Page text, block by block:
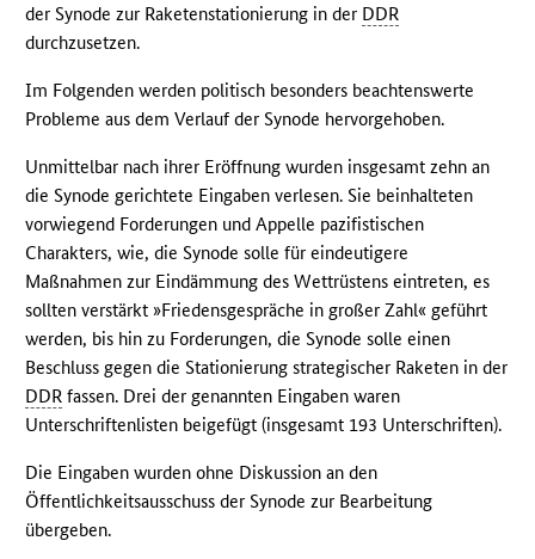
der Synode zur Raketenstationierung in der DDR
durchzusetzen.
Im Folgenden werden politisch besonders beachtenswerte
Probleme aus dem Verlauf der Synode hervorgehoben.
Unmittelbar nach ihrer Eröffnung wurden insgesamt zehn an
die Synode gerichtete Eingaben verlesen. Sie beinhalteten
vorwiegend Forderungen und Appelle pazifistischen
Charakters, wie, die Synode solle für eindeutigere
Maßnahmen zur Eindämmung des Wettrüstens eintreten, es
sollten verstärkt »Friedensgespräche in großer Zahl« geführt
werden, bis hin zu Forderungen, die Synode solle einen
Beschluss gegen die Stationierung strategischer Raketen in der
DDR fassen. Drei der genannten Eingaben waren
Unterschriftenlisten beigefügt (insgesamt 193 Unterschriften).
Die Eingaben wurden ohne Diskussion an den
Öffentlichkeitsausschuss der Synode zur Bearbeitung
übergeben.